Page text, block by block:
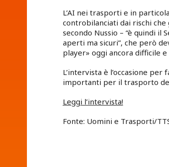
L’AI nei trasporti e in
controbilanciati dai rischi
secondo Nussio – “è quindi il
aperti ma sicuri”, che però
player» oggi ancora difficile
L’intervista è l’occasione
importanti per il trasporto
Leggi l’intervista!
Fonte: Uomini e Trasporti/